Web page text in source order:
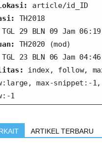
article/id_ID
TH2018
29 BLN 09 Jam 06:19
TH2020 (mod)
23 BLN 06 Jam 04:46
index, follow,
max-snippet:-1,
1
ARTIKEL TERBARU